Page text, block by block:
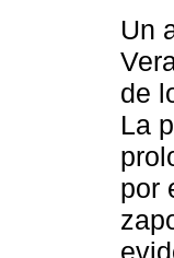
Un
de
La
por